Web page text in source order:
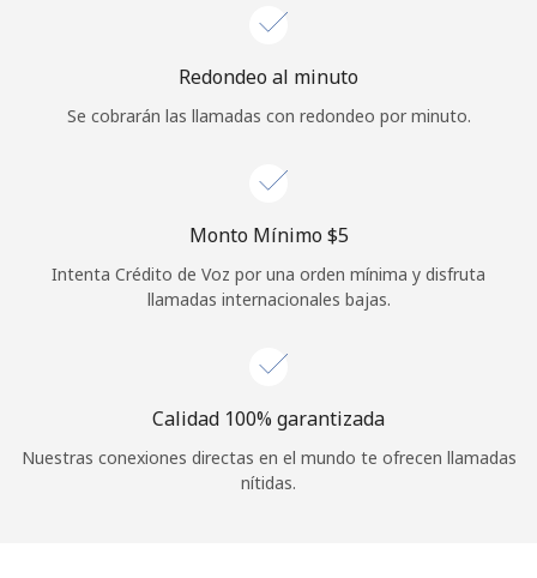
¿Olvidaste tu contraseña? →
Continuar con
Redondeo al minuto
Se cobrarán las llamadas con redondeo por minuto.
Monto Mínimo ⁦$5⁩
Intenta Crédito de Voz por una orden mínima y disfruta
llamadas internacionales bajas.
Calidad 100% garantizada
Nuestras conexiones directas en el mundo te ofrecen llamadas
nítidas.